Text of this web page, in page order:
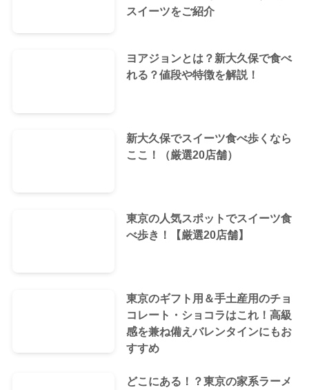
スイーツをご紹介
ヨアジョンとは？新大久保で食べ
れる？値段や特徴を解説！
新大久保でスイーツ食べ歩くなら
ここ！（厳選20店舗）
東京の人気スポットでスイーツ食
べ歩き！【厳選20店舗】
東京のギフト用＆手土産用のチョ
コレート・ショコラはこれ！高級
感を兼ね備えバレンタインにもお
すすめ
どこにある！？東京の家系ラーメ